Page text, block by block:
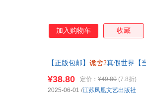
加入购物车 收藏
【正版包邮】 诡舍2真假世界【
¥38.80 定价： ¥49.80 (7.8折)
2025-06-01 /江苏凤凰文艺出版社